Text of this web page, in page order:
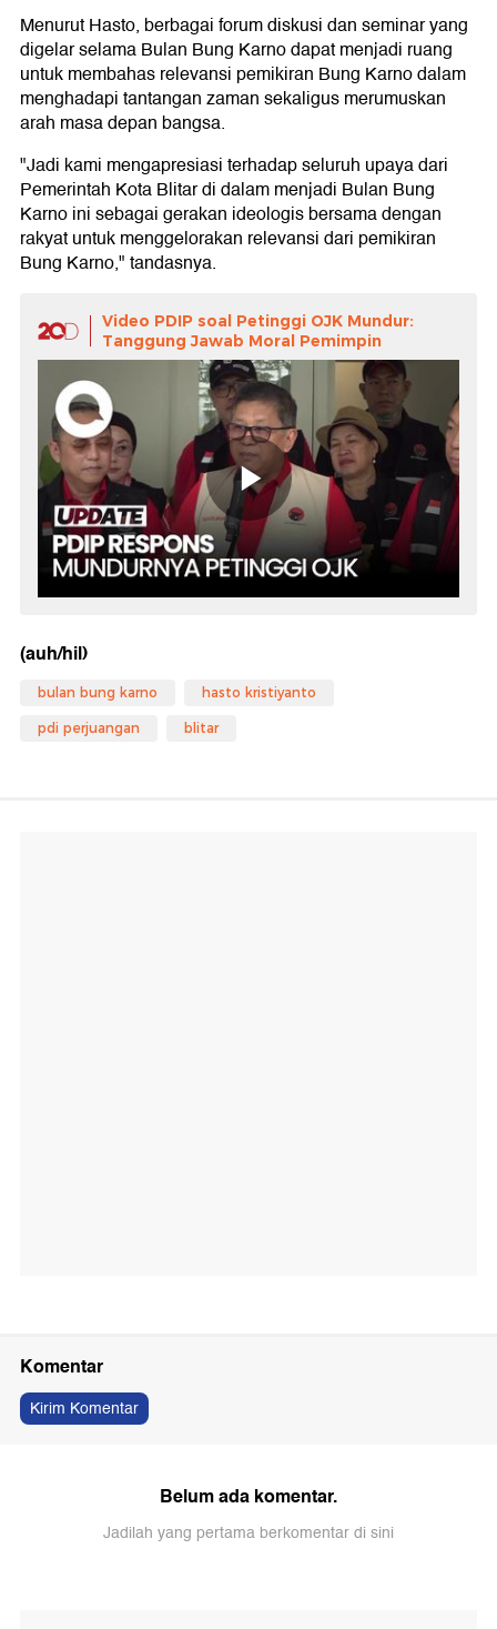
Menurut Hasto, berbagai forum diskusi dan seminar yang
digelar selama Bulan Bung Karno dapat menjadi ruang
untuk membahas relevansi pemikiran Bung Karno dalam
menghadapi tantangan zaman sekaligus merumuskan
arah masa depan bangsa.
"Jadi kami mengapresiasi terhadap seluruh upaya dari
Pemerintah Kota Blitar di dalam menjadi Bulan Bung
Karno ini sebagai gerakan ideologis bersama dengan
rakyat untuk menggelorakan relevansi dari pemikiran
Bung Karno," tandasnya.
Video PDIP soal Petinggi OJK Mundur:
Tanggung Jawab Moral Pemimpin
(auh/hil)
bulan bung karno hasto kristiyanto
pdi perjuangan blitar
Komentar
Kirim Komentar
Belum ada komentar.
Jadilah yang pertama berkomentar di sini